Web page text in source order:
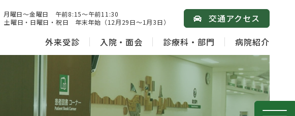
月曜日～金曜日 午前8:15～午前11:30
土曜日・日曜日・祝日 年末年始（12月29日～1月3日）
交通アクセス
外来受診
入院・面会 診療科・部門 病院紹介